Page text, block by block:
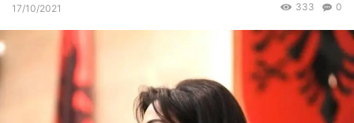
17/10/2021 0
333